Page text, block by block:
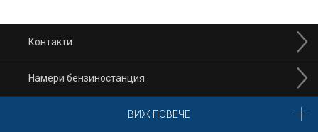
Контакти
Намери бензиностанция
ВИЖ ПОВЕЧЕ